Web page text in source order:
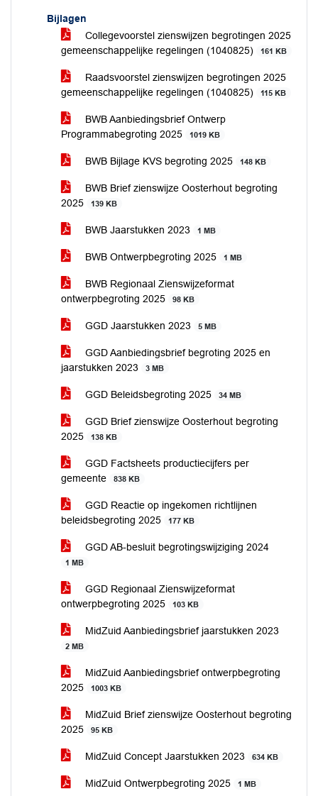
Bijlagen
Collegevoorstel zienswijzen begrotingen 2025
gemeenschappelijke regelingen (1040825)
161 KB
Raadsvoorstel zienswijzen begrotingen 2025
gemeenschappelijke regelingen (1040825)
115 KB
BWB Aanbiedingsbrief Ontwerp
Programmabegroting 2025
1019 KB
BWB Bijlage KVS begroting 2025 148 KB
BWB Brief zienswijze Oosterhout begroting
2025
139 KB
BWB Jaarstukken 2023 1 MB
BWB Ontwerpbegroting 2025 1 MB
BWB Regionaal Zienswijzeformat
ontwerpbegroting 2025
98 KB
GGD Jaarstukken 2023 5 MB
GGD Aanbiedingsbrief begroting 2025 en
jaarstukken 2023
3 MB
GGD Beleidsbegroting 2025 34 MB
GGD Brief zienswijze Oosterhout begroting
2025
138 KB
GGD Factsheets productiecijfers per
gemeente
838 KB
GGD Reactie op ingekomen richtlijnen
beleidsbegroting 2025
177 KB
GGD AB-besluit begrotingswijziging 2024
1 MB
GGD Regionaal Zienswijzeformat
ontwerpbegroting 2025
103 KB
MidZuid Aanbiedingsbrief jaarstukken 2023
2 MB
MidZuid Aanbiedingsbrief ontwerpbegroting
2025
1003 KB
MidZuid Brief zienswijze Oosterhout begroting
2025
95 KB
MidZuid Concept Jaarstukken 2023 634 KB
MidZuid Ontwerpbegroting 2025 1 MB